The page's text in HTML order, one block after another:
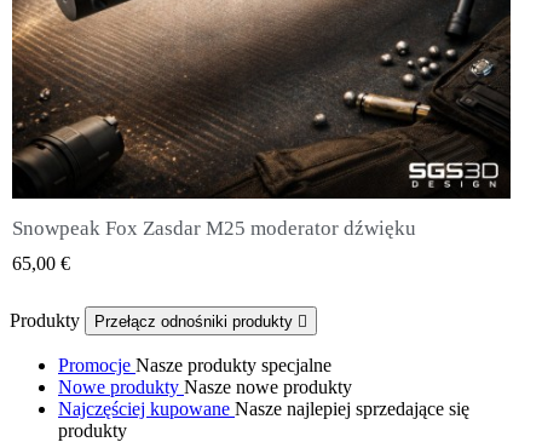
QUICK VIEW
Snowpeak Fox Zasdar M25 moderator dźwięku
65,00 €
Produkty Przełącz odnośniki produkty 
Promocje Nasze produkty specjalne
Nowe produkty Nasze nowe produkty
Najczęściej kupowane Nasze najlepiej sprzedające się
produkty